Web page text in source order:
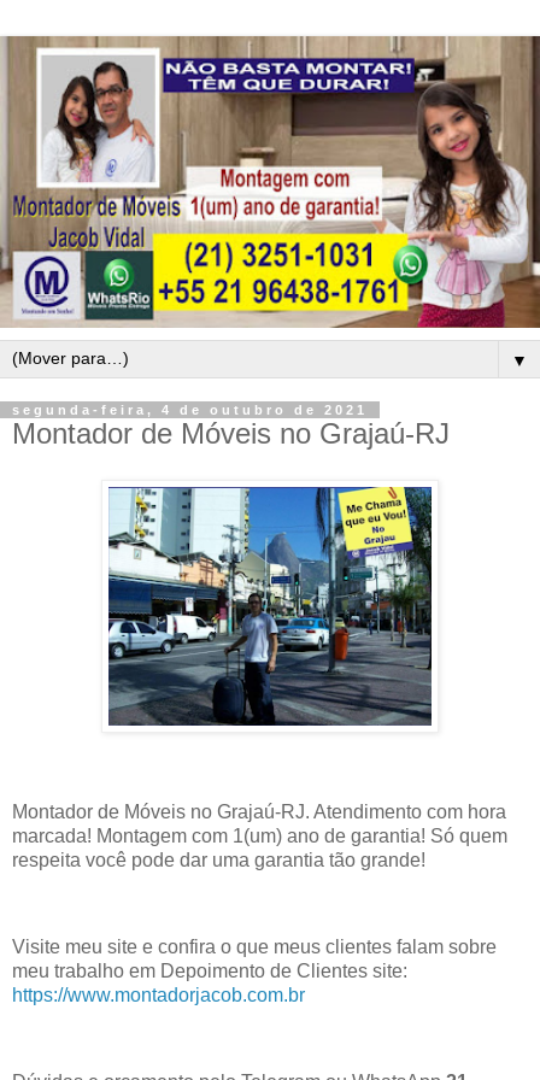
▼
segunda-feira, 4 de outubro de 2021
Montador de Móveis no Grajaú-RJ
Montador de Móveis no Grajaú-RJ. Atendimento com hora
marcada! Montagem com 1(um) ano de garantia! Só quem
respeita você pode dar uma garantia tão grande!
Visite meu site e confira o que meus clientes falam sobre
meu trabalho em Depoimento de Clientes site:
https://www.montadorjacob.com.br